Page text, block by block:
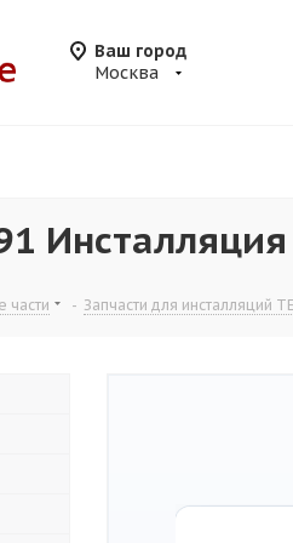
Ваш город
Москва
части - Запчасти для инсталляций